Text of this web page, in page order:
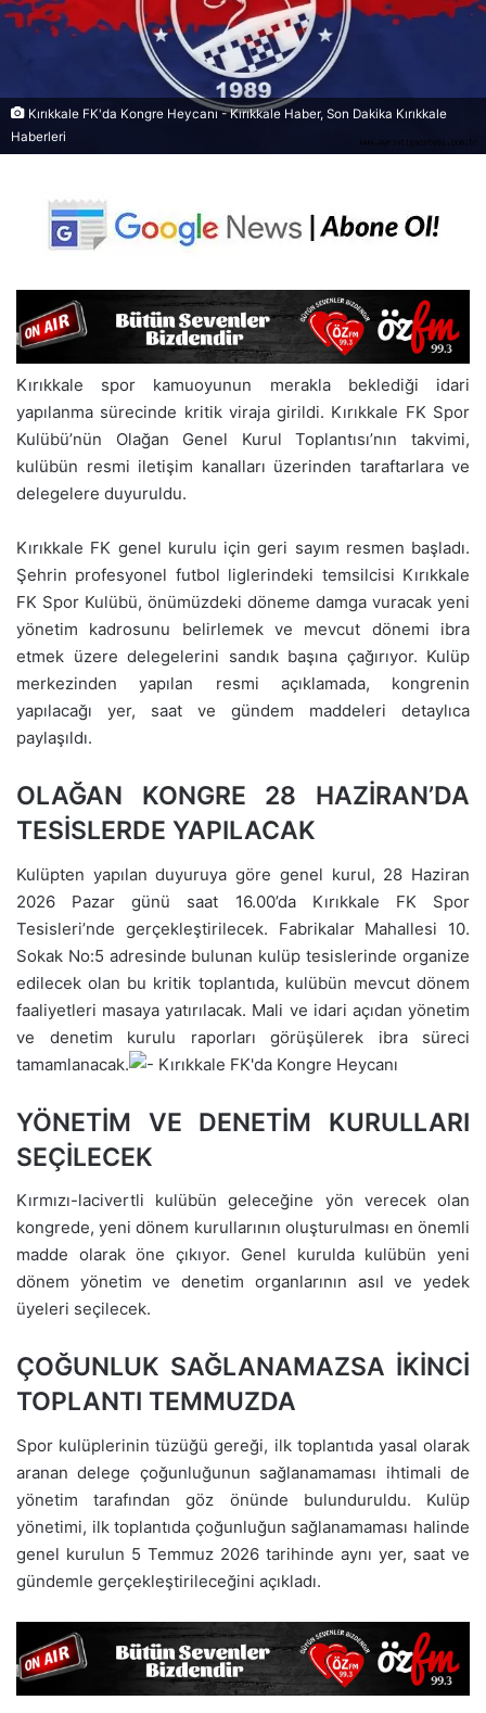
Kırıkkale FK'da Kongre Heycanı - Kırıkkale Haber, Son Dakika Kırıkkale
Haberleri
Kırıkkale spor kamuoyunun merakla beklediği idari
yapılanma sürecinde kritik viraja girildi. Kırıkkale FK Spor
Kulübü’nün Olağan Genel Kurul Toplantısı’nın takvimi,
kulübün resmi iletişim kanalları üzerinden taraftarlara ve
delegelere duyuruldu.
Kırıkkale FK genel kurulu için geri sayım resmen başladı.
Şehrin profesyonel futbol liglerindeki temsilcisi Kırıkkale
FK Spor Kulübü, önümüzdeki döneme damga vuracak yeni
yönetim kadrosunu belirlemek ve mevcut dönemi ibra
etmek üzere delegelerini sandık başına çağırıyor. Kulüp
merkezinden yapılan resmi açıklamada, kongrenin
yapılacağı yer, saat ve gündem maddeleri detaylıca
paylaşıldı.
OLAĞAN KONGRE 28 HAZİRAN’DA
TESİSLERDE YAPILACAK
Kulüpten yapılan duyuruya göre genel kurul, 28 Haziran
2026 Pazar günü saat 16.00’da Kırıkkale FK Spor
Tesisleri’nde gerçekleştirilecek. Fabrikalar Mahallesi 10.
Sokak No:5 adresinde bulunan kulüp tesislerinde organize
edilecek olan bu kritik toplantıda, kulübün mevcut dönem
faaliyetleri masaya yatırılacak. Mali ve idari açıdan yönetim
ve denetim kurulu raporları görüşülerek ibra süreci
tamamlanacak.
YÖNETİM VE DENETİM KURULLARI
SEÇİLECEK
Kırmızı-lacivertli kulübün geleceğine yön verecek olan
kongrede, yeni dönem kurullarının oluşturulması en önemli
madde olarak öne çıkıyor. Genel kurulda kulübün yeni
dönem yönetim ve denetim organlarının asıl ve yedek
üyeleri seçilecek.
ÇOĞUNLUK SAĞLANAMAZSA İKİNCİ
TOPLANTI TEMMUZDA
Spor kulüplerinin tüzüğü gereği, ilk toplantıda yasal olarak
aranan delege çoğunluğunun sağlanamaması ihtimali de
yönetim tarafından göz önünde bulunduruldu. Kulüp
yönetimi, ilk toplantıda çoğunluğun sağlanamaması halinde
genel kurulun 5 Temmuz 2026 tarihinde aynı yer, saat ve
gündemle gerçekleştirileceğini açıkladı.